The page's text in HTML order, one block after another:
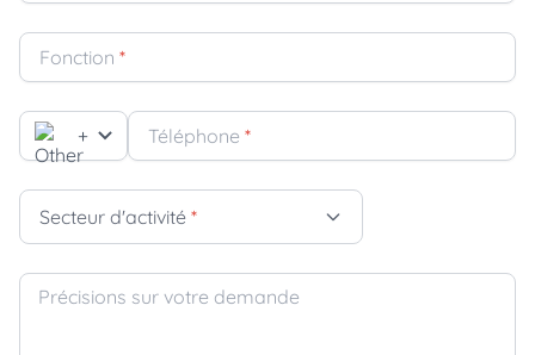
Fonction *
+ Téléphone *
Secteur d'activité *
Précisions sur votre demande